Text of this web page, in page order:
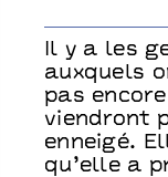
Il y a les
auxquels
pas
viendront
enneigé.
qu’elle a